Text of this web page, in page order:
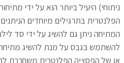
ניתוחי) היעיל ביותר הוא על ידי
הפלנטרית בתרגילים מיוחדים
המתיחה ניתן גם להשיג על ידי סד
להשתמש בגבס על מנת להשיג
או של הפסציה הפלנטרית משחררת